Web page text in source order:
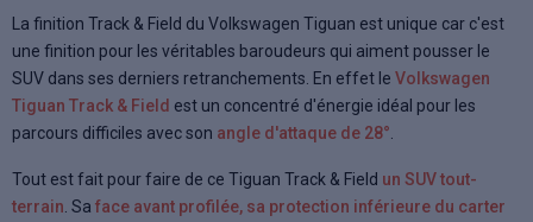
La finition Track & Field du Volkswagen Tiguan est unique car c'est
une finition pour les véritables baroudeurs qui aiment pousser le
SUV dans ses derniers retranchements. En effet le Volkswagen
Tiguan Track & Field est un concentré d'énergie idéal pour les
parcours difficiles avec son angle d'attaque de 28°
Tout est fait pour faire de ce Tiguan Track & Field un SUV tout-
terrain . Sa face avant profilée, sa protection inférieure du carter